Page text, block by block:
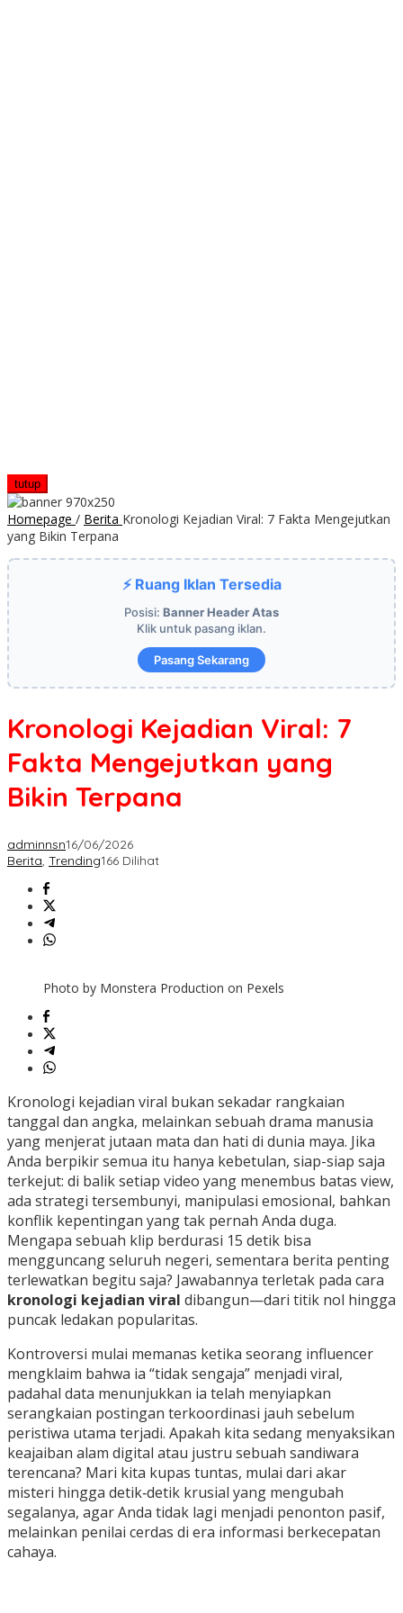
tutup
Homepage / Berita Kronologi Kejadian Viral: 7 Fakta Mengejutkan
yang Bikin Terpana
⚡ Ruang Iklan Tersedia
Posisi: Banner Header Atas
Klik untuk pasang iklan.
Pasang Sekarang
Kronologi Kejadian Viral: 7
Fakta Mengejutkan yang
Bikin Terpana
adminnsn16/06/2026
Berita, Trending166 Dilihat
Photo by Monstera Production on Pexels
Kronologi kejadian viral bukan sekadar rangkaian
tanggal dan angka, melainkan sebuah drama manusia
yang menjerat jutaan mata dan hati di dunia maya. Jika
Anda berpikir semua itu hanya kebetulan, siap-siap saja
terkejut: di balik setiap video yang menembus batas view,
ada strategi tersembunyi, manipulasi emosional, bahkan
konflik kepentingan yang tak pernah Anda duga.
Mengapa sebuah klip berdurasi 15 detik bisa
mengguncang seluruh negeri, sementara berita penting
terlewatkan begitu saja? Jawabannya terletak pada cara
kronologi kejadian viral dibangun—dari titik nol hingga
puncak ledakan popularitas.
Kontroversi mulai memanas ketika seorang influencer
mengklaim bahwa ia “tidak sengaja” menjadi viral,
padahal data menunjukkan ia telah menyiapkan
serangkaian postingan terkoordinasi jauh sebelum
peristiwa utama terjadi. Apakah kita sedang menyaksikan
keajaiban alam digital atau justru sebuah sandiwara
terencana? Mari kita kupas tuntas, mulai dari akar
misteri hingga detik‑detik krusial yang mengubah
segalanya, agar Anda tidak lagi menjadi penonton pasif,
melainkan penilai cerdas di era informasi berkecepatan
cahaya.